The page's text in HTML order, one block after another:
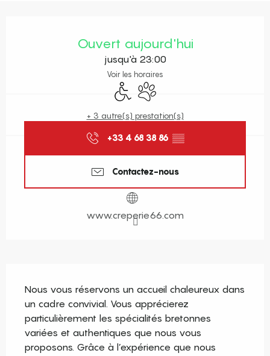
Ouvert aujourd'hui
jusqu'à 23:00
Voir les horaires
Accès handicapés
Animaux acceptés
+ 3 autre(s) prestation(s)
+33 4 68 38 86 ▒▒
Contactez-nous
www.creperie66.com
Nous vous réservons un accueil chaleureux dans
un cadre convivial. Vous apprécierez
particulièrement les spécialités bretonnes
variées et authentiques que nous vous
proposons. Grâce à l’expérience que nous